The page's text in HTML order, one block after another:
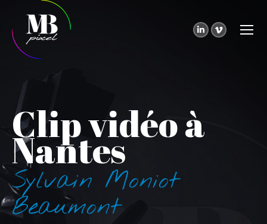
LinkedInVimeo
Clip vidéo à
Nantes
Sylvain Moniot
Beaumont